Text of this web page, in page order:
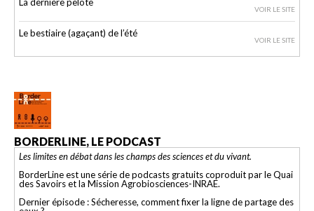
VOIR LE SITE
Le bestiaire (agaçant) de l’été
VOIR LE SITE
BORDERLINE, LE PODCAST
Les limites en débat dans les champs des sciences et du vivant.
BorderLine est une série de podcasts gratuits coproduit par le Quai
des Savoirs et la Mission Agrobiosciences-INRAE.
Dernier épisode : Sécheresse, comment fixer la ligne de partage des